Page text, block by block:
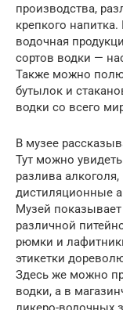
производства,
крепкого
водочная
сортов водки —
Также можно
бутылок и
водки со всего
В музее
Тут можно
разлива
дистиляционные
Музей
различной
рюмки и
этикетки
Здесь же можно
водки, а в